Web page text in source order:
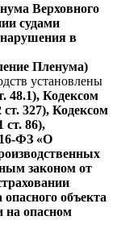
Верховного
судами
нарушения в
Пленума)
установлены
48.1), Кодексом
327), Кодексом
ст. 86),
ФЗ «О
законом от
объекта
на опасном